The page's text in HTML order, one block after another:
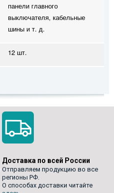
панели главного
выключателя, кабельные
шины и т. д.
12 шт.
Доставка по всей России
Отправляем продукцию во все
регионы РФ.
О способах доставки читайте